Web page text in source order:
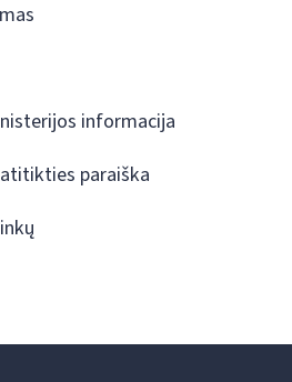
informacija
paraiška